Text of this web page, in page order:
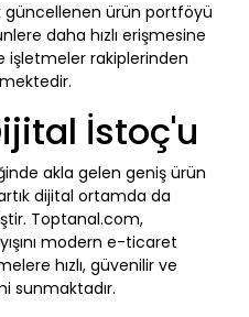
güncellenen ürün portföyü
daha hızlı erişmesine
işletmeler rakiplerinden
İstoç'u
akla gelen geniş ürün
dijital ortamda da
Toptanal.com,
modern e-ticaret
hızlı, güvenilir ve
sunmaktadır.